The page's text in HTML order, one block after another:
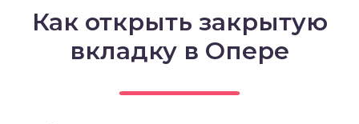
Как открыть закрытую
вкладку в Опере